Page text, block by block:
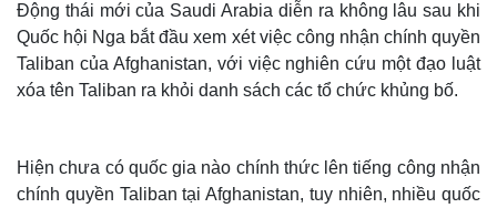
Động thái mới của Saudi Arabia diễn ra không lâu sau khi
Quốc hội Nga bắt đầu xem xét việc công nhận chính quyền
Taliban của Afghanistan, với việc nghiên cứu một đạo luật
xóa tên Taliban ra khỏi danh sách các tổ chức khủng bố.
Hiện chưa có quốc gia nào chính thức lên tiếng công nhận
chính quyền Taliban tại Afghanistan, tuy nhiên, nhiều quốc